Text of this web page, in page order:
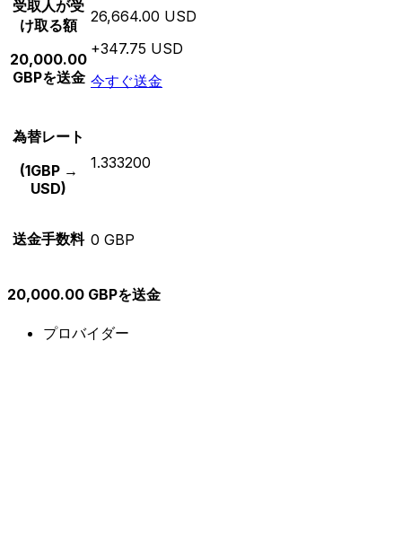
受取人が受
け取る額
20,000.00
GBPを送金
26,664.00 USD
+347.75 USD
今すぐ送金
為替レート
(1GBP →
USD)
1.333200
送金手数料 0 GBP
20,000.00 GBPを送金
プロバイダー